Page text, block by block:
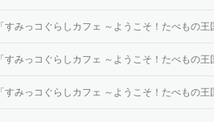
「すみっコぐらしカフェ ～ようこそ！たべもの王
「すみっコぐらしカフェ ～ようこそ！たべもの
「すみっコぐらしカフェ ～ようこそ！たべもの王